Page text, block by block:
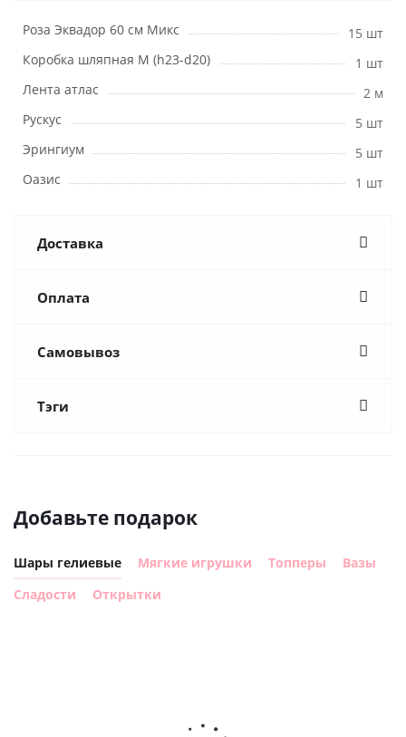
Роза Эквадор 60 см Микс
15 шт
Коробка шляпная M (h23-d20)
1 шт
Лента атлас
2 м
Рускус
5 шт
Эрингиум
5 шт
Оазис
1 шт
Доставка
Оплата
Самовывоз
Тэги
Добавьте подарок
Шары гелиевые Мягкие игрушки Топперы
Вазы
Сладости
Открытки